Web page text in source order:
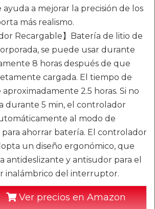
ayuda a mejorar la precisión de los
más realismo.
Recargable】Batería de litio de
se puede usar durante
8 horas después de que
cargada. El tiempo de
aproximadamente 2.5 horas. Si no
durante 5 min, el controlador
al modo de
para ahorrar batería. El controlador
un diseño ergonómico, que
antideslizante y antisudor para el
inalámbrico del interruptor.
Ver precios en Amazon